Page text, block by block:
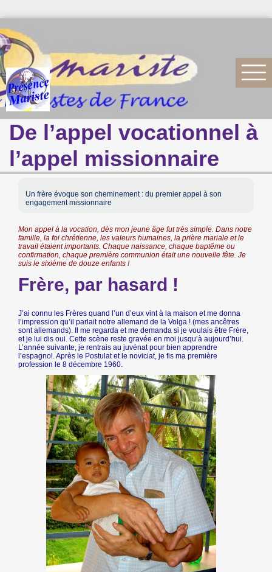
De l’appel vocationnel à
l’appel missionnaire
Un frère évoque son cheminement : du premier appel à son
engagement missionnaire
Mon appel à la vocation, dès mon jeune âge fut très simple. Dans notre
famille, la foi chrétienne, les valeurs humaines, la prière mariale et le
travail étaient importants. Chaque naissance, chaque baptême ou
confirmation, chaque première communion était une nouvelle fête. Je
suis le sixième de douze enfants !
Frère, par hasard !
J’ai connu les Frères quand l’un d’eux vint à la maison et me donna
l’impression qu’il parlait notre allemand de la Volga ! (mes ancêtres
sont allemands). Il me regarda et me demanda si je voulais être Frère,
et je lui dis oui. Cette scène reste gravée en moi jusqu’à aujourd’hui.
L’année suivante, je rentrais au juvénat pour bien apprendre
l’espagnol. Après le Postulat et le noviciat, je fis ma première
profession le 8 décembre 1960.